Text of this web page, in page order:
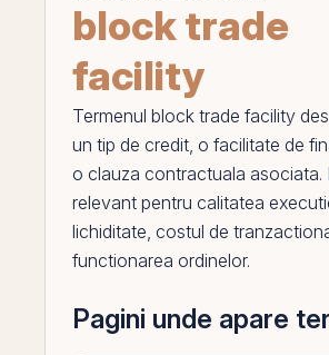
block trade
facility
Termenul block trade facility
un tip de credit, o facilitate de
o clauza contractuala asociata.
relevant pentru calitatea
lichiditate, costul de
functionarea ordinelor.
Pagini unde apare